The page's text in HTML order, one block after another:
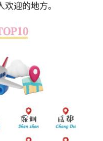
迎的地方。